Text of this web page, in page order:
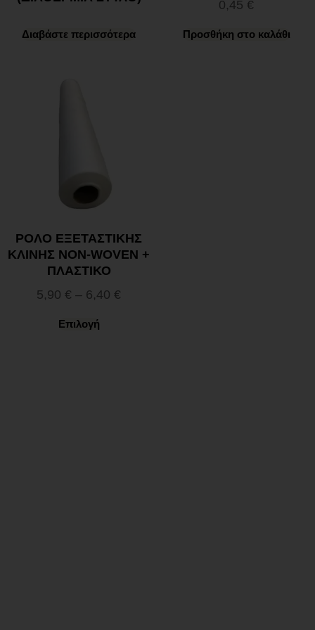
Διαβάστε περισσότερα
0,45 €
Προσθήκη στο καλάθι
ΡΟΛΟ ΕΞΕΤΑΣΤΙΚΗΣ
ΚΛΙΝΗΣ NON-WOVEN +
ΠΛΑΣΤΙΚΟ
5,90 € – 6,40 €
Επιλογή